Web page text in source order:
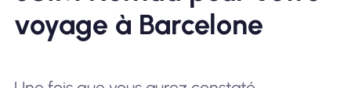
voyage à Barcelone